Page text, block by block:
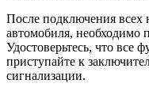
После подключения всех
автомобиля, необходимо
Удостоверьтесь, что все
приступайте к
сигнализации.